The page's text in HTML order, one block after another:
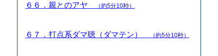
６６．親とのアヤ （約5分10秒）
６７．打点系ダマ聴（ダマテン） （約5分10秒）